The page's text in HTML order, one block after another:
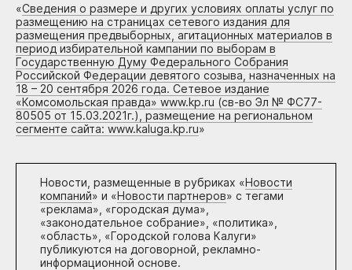
«Сведения о размере и других условиях оплаты услуг по
размещению на страницах сетевого издания для
размещения предвыборных, агитационных материалов в
период избирательной кампании по выборам в
Государственную Думу Федерального Собрания
Российской Федерации девятого созыва, назначенных на
18 – 20 сентября 2026 года. Сетевое издание
«Комсомольская правда» www.kp.ru (св-во Эл № ФС77-
80505 от 15.03.2021г.), размещение на региональном
сегменте сайта: www.kaluga.kp.ru»
Новости, размещенные в рубриках «Новости
компаний» и «Новости партнеров» с тегами
«реклама», «городская дума»,
«законодательное собрание», «политика»,
«область», «Городской голова Калуги»
публикуются на договорной, рекламно-
информационной основе.